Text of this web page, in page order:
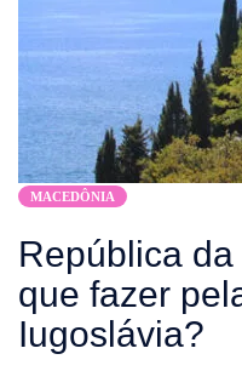
MACEDÔNIA
República
que fazer
Iugoslávia?